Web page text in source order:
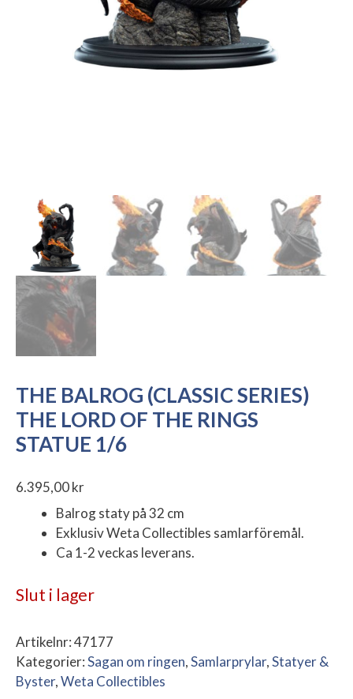
THE BALROG (CLASSIC SERIES)
THE LORD OF THE RINGS
STATUE 1/6
6.395,00kr
Balrog staty på 32 cm
Exklusiv Weta Collectibles samlarföremål.
Ca 1-2 veckas leverans.
Slut i lager
Artikelnr:47177
Kategorier:Sagan om ringen,Samlarprylar,Statyer &
Byster,Weta Collectibles